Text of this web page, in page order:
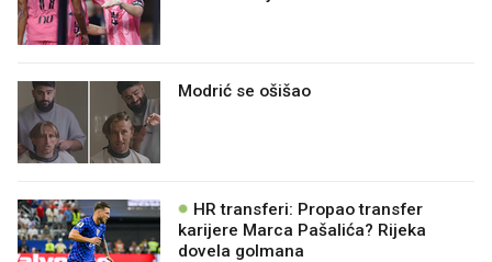
Modrić se ošišao
HR transferi: Propao transfer
karijere Marca Pašalića? Rijeka
dovela golmana